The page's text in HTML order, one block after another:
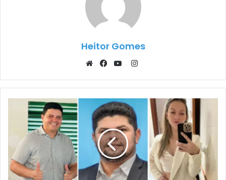
Heitor Gomes
Instagram